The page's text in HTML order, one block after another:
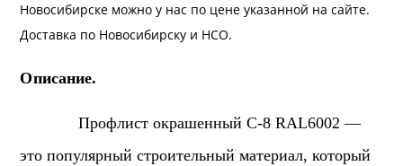
Новосибирске можно у нас по цене указанной на сайте.
Доставка по Новосибирску и НСО.
Описание.
Профлист окрашенный С-8 RAL6002 —
это популярный строительный материал, который